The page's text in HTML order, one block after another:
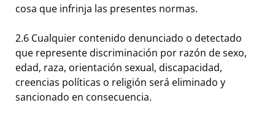
cosa que infrinja las presentes normas.
2.6 Cualquier contenido denunciado o detectado
que represente discriminación por razón de sexo,
edad, raza, orientación sexual, discapacidad,
creencias políticas o religión será eliminado y
sancionado en consecuencia.